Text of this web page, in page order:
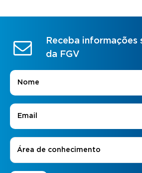
Receba informações
da FGV
Nome
E-mail
Áreas de Interesse
Área de conhecimento